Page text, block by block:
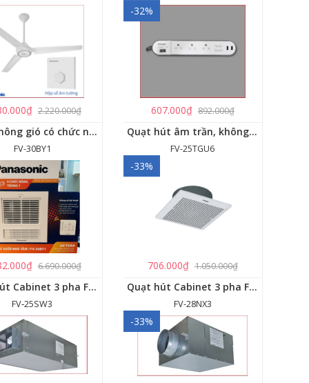
2.220.000₫
-32%
607.000₫ 892.000₫
Quạt thông gió có chức năng sưởi ấm, dùng cho phòng tắm - FV-30BY1
FV-30BY1
6.690.000₫
Quạt hút âm trần, không dùng ống dẫn Panasonic - FV-25TGU6
FV-25TGU6
-33%
706.000₫ 1.050.000₫
Quạt hút Cabinet 3 pha FV‑25SW3
FV‑25SW3
Quạt hút Cabinet 3 pha FV‑28NX3
FV-28NX3
-33%